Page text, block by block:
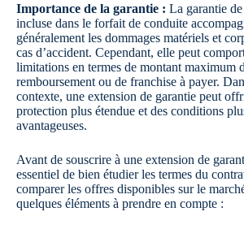
Importance de la garantie : La garantie de
incluse dans le forfait de conduite
généralement les dommages matériels et
cas d’accident. Cependant, elle peut
limitations en termes de montant maximum
remboursement ou de franchise à payer.
contexte, une extension de garantie peut
protection plus étendue et des conditions
avantageuses.
Avant de souscrire à une extension de
essentiel de bien étudier les termes du
comparer les offres disponibles sur le
quelques éléments à prendre en compte :